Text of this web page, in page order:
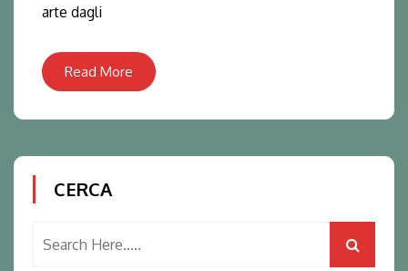
arte dagli
Read More
CERCA